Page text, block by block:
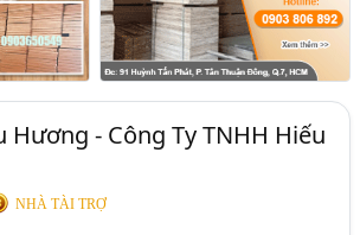
Hương - Công Ty TNHH Hiếu
NHÀ TÀI TRỢ